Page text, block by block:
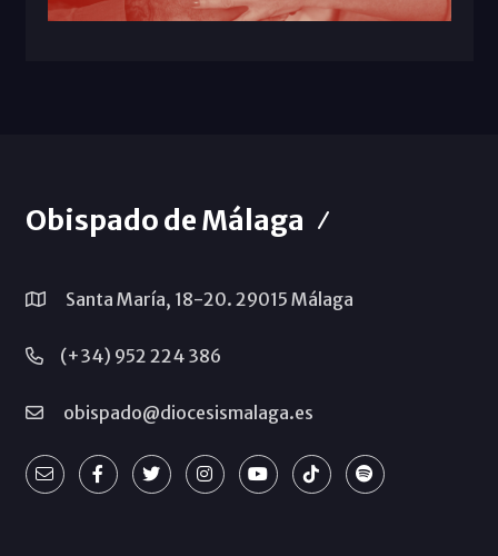
Obispado de Málaga
Santa María, 18-20. 29015 Málaga
(+34) 952 224 386
obispado@diocesismalaga.es